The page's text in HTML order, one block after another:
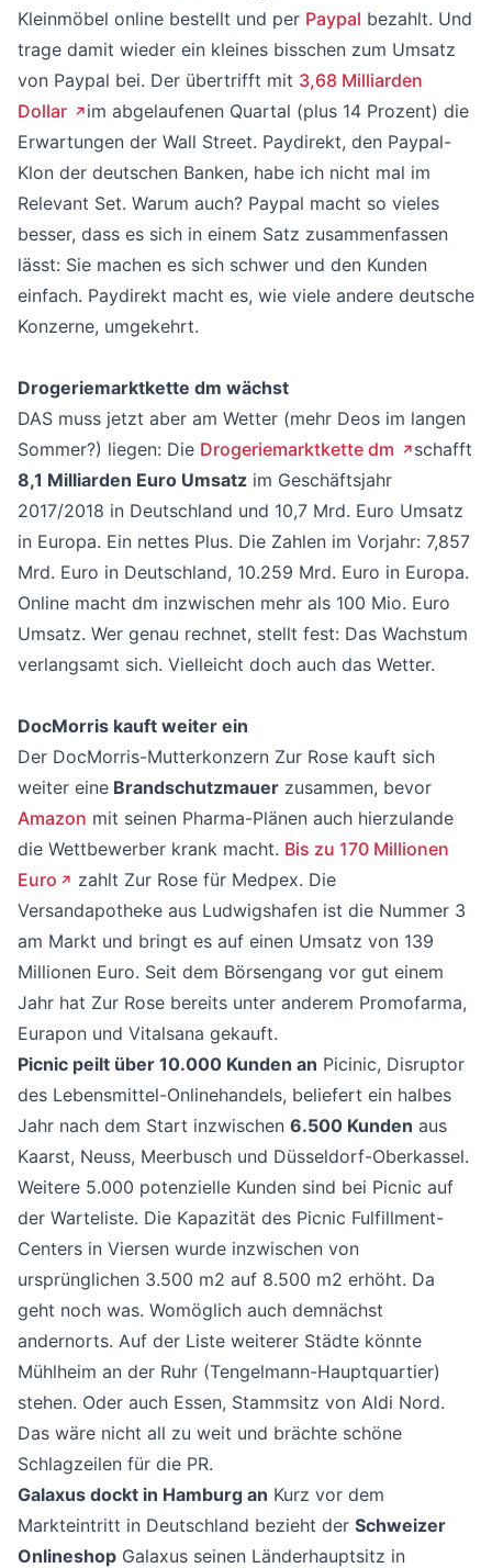
Kleinmöbel online bestellt und per Paypal bezahlt. Und
trage damit wieder ein kleines bisschen zum Umsatz
von Paypal bei. Der übertrifft mit 3,68 Milliarden
Dollar
im abgelaufenen Quartal (plus 14 Prozent) die
Erwartungen der Wall Street. Paydirekt, den Paypal-
Klon der deutschen Banken, habe ich nicht mal im
Relevant Set. Warum auch? Paypal macht so vieles
besser, dass es sich in einem Satz zusammenfassen
lässt: Sie machen es sich schwer und den Kunden
einfach. Paydirekt macht es, wie viele andere deutsche
Konzerne, umgekehrt.
Drogeriemarktkette dm wächst
DAS muss jetzt aber am Wetter (mehr Deos im langen
Sommer?) liegen: Die Drogeriemarktkette dm
schafft
8,1 Milliarden Euro Umsatz im Geschäftsjahr
2017/2018 in Deutschland und 10,7 Mrd. Euro Umsatz
in Europa. Ein nettes Plus. Die Zahlen im Vorjahr: 7,857
Mrd. Euro in Deutschland, 10.259 Mrd. Euro in Europa.
Online macht dm inzwischen mehr als 100 Mio. Euro
Umsatz. Wer genau rechnet, stellt fest: Das Wachstum
verlangsamt sich. Vielleicht doch auch das Wetter.
DocMorris kauft weiter ein
Der DocMorris-Mutterkonzern Zur Rose kauft sich
weiter eine Brandschutzmauer zusammen, bevor
Amazon mit seinen Pharma-Plänen auch hierzulande
die Wettbewerber krank macht. Bis zu 170 Millionen
Euro
zahlt Zur Rose für Medpex. Die
Versandapotheke aus Ludwigshafen ist die Nummer 3
am Markt und bringt es auf einen Umsatz von 139
Millionen Euro. Seit dem Börsengang vor gut einem
Jahr hat Zur Rose bereits unter anderem Promofarma,
Eurapon und Vitalsana gekauft.
Picnic peilt über 10.000 Kunden an Picinic, Disruptor
des Lebensmittel-Onlinehandels, beliefert ein halbes
Jahr nach dem Start inzwischen 6.500 Kunden aus
Kaarst, Neuss, Meerbusch und Düsseldorf-Oberkassel.
Weitere 5.000 potenzielle Kunden sind bei Picnic auf
der Warteliste. Die Kapazität des Picnic Fulfillment-
Centers in Viersen wurde inzwischen von
ursprünglichen 3.500 m2 auf 8.500 m2 erhöht. Da
geht noch was. Womöglich auch demnächst
andernorts. Auf der Liste weiterer Städte könnte
Mühlheim an der Ruhr (Tengelmann-Hauptquartier)
stehen. Oder auch Essen, Stammsitz von Aldi Nord.
Das wäre nicht all zu weit und brächte schöne
Schlagzeilen für die PR.
Galaxus dockt in Hamburg an Kurz vor dem
Markteintritt in Deutschland bezieht der Schweizer
Onlineshop Galaxus seinen Länderhauptsitz in